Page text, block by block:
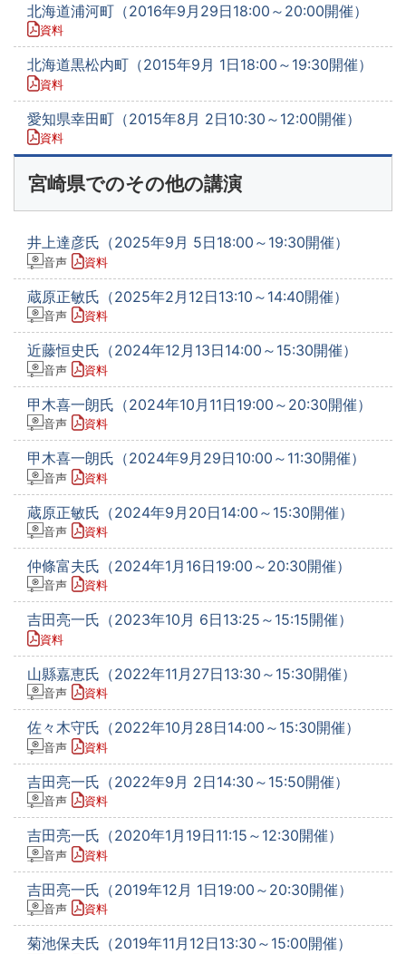
北海道浦河町（2016年9月29日18:00～20:00開催）
資料
北海道黒松内町（2015年9月 1日18:00～19:30開催）
資料
愛知県幸田町（2015年8月 2日10:30～12:00開催）
資料
宮崎県でのその他の講演
井上達彦氏（2025年9月 5日18:00～19:30開催）
音声 資料
蔵原正敏氏（2025年2月12日13:10～14:40開催）
音声 資料
近藤恒史氏（2024年12月13日14:00～15:30開催）
音声 資料
甲木喜一朗氏（2024年10月11日19:00～20:30開催）
音声 資料
甲木喜一朗氏（2024年9月29日10:00～11:30開催）
音声 資料
蔵原正敏氏（2024年9月20日14:00～15:30開催）
音声 資料
仲條富夫氏（2024年1月16日19:00～20:30開催）
音声 資料
吉田亮一氏（2023年10月 6日13:25～15:15開催）
資料
山縣嘉恵氏（2022年11月27日13:30～15:30開催）
音声 資料
佐々木守氏（2022年10月28日14:00～15:30開催）
音声 資料
吉田亮一氏（2022年9月 2日14:30～15:50開催）
音声 資料
吉田亮一氏（2020年1月19日11:15～12:30開催）
音声 資料
吉田亮一氏（2019年12月 1日19:00～20:30開催）
音声 資料
菊池保夫氏（2019年11月12日13:30～15:00開催）